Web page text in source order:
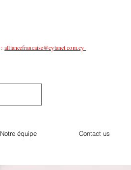
:alliancefrancaise@cytanet.com.cy
Notre équipe Contact us